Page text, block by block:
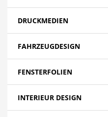
DRUCKMEDIEN
FAHRZEUGDESIGN
FENSTERFOLIEN
INTERIEUR DESIGN